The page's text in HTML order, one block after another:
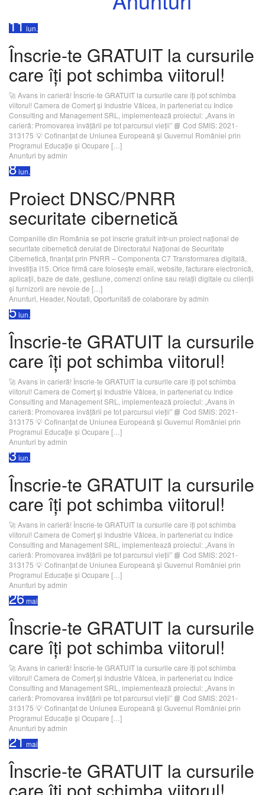
11iun.
Înscrie-te GRATUIT la cursurile
care îți pot schimba viitorul!
🚀 Avans în carieră! Înscrie-te GRATUIT la cursurile care îți pot schimba
viitorul! Camera de Comerț și Industrie Vâlcea, în parteneriat cu Indice
Consulting and Management SRL, implementează proiectul: „Avans în
carieră: Promovarea învățării pe tot parcursul vieții” 📘 Cod SMIS: 2021-
313175 💡 Cofinanțat de Uniunea Europeană și Guvernul României prin
Programul Educație și Ocupare […]
Anunturi by admin
8iun.
Proiect DNSC/PNRR
securitate cibernetică
Companiile din România se pot înscrie gratuit într-un proiect național de
securitate cibernetică derulat de Directoratul Național de Securitate
Cibernetică, finanțat prin PNRR – Componenta C7 Transformarea digitală,
Investiția I15. Orice firmă care folosește email, website, facturare electronică,
aplicații, baze de date, gestiune, comenzi online sau relații digitale cu clienții
și furnizorii are nevoie de […]
Anunturi Header, Noutati Oportunitati de colaborare by admin
5iun.
Înscrie-te GRATUIT la cursurile
care îți pot schimba viitorul!
🚀 Avans în carieră! Înscrie-te GRATUIT la cursurile care îți pot schimba
viitorul! Camera de Comerț și Industrie Vâlcea, în parteneriat cu Indice
Consulting and Management SRL, implementează proiectul: „Avans în
carieră: Promovarea învățării pe tot parcursul vieții” 📘 Cod SMIS: 2021-
313175 💡 Cofinanțat de Uniunea Europeană și Guvernul României prin
Programul Educație și Ocupare […]
Anunturi by admin
3iun.
Înscrie-te GRATUIT la cursurile
care îți pot schimba viitorul!
🚀 Avans în carieră! Înscrie-te GRATUIT la cursurile care îți pot schimba
viitorul! Camera de Comerț și Industrie Vâlcea, în parteneriat cu Indice
Consulting and Management SRL, implementează proiectul: „Avans în
carieră: Promovarea învățării pe tot parcursul vieții” 📘 Cod SMIS: 2021-
313175 💡 Cofinanțat de Uniunea Europeană și Guvernul României prin
Programul Educație și Ocupare […]
Anunturi by admin
26mai
Înscrie-te GRATUIT la cursurile
care îți pot schimba viitorul!
🚀 Avans în carieră! Înscrie-te GRATUIT la cursurile care îți pot schimba
viitorul! Camera de Comerț și Industrie Vâlcea, în parteneriat cu Indice
Consulting and Management SRL, implementează proiectul: „Avans în
carieră: Promovarea învățării pe tot parcursul vieții” 📘 Cod SMIS: 2021-
313175 💡 Cofinanțat de Uniunea Europeană și Guvernul României prin
Programul Educație și Ocupare […]
Anunturi by admin
21mai
Înscrie-te GRATUIT la cursurile